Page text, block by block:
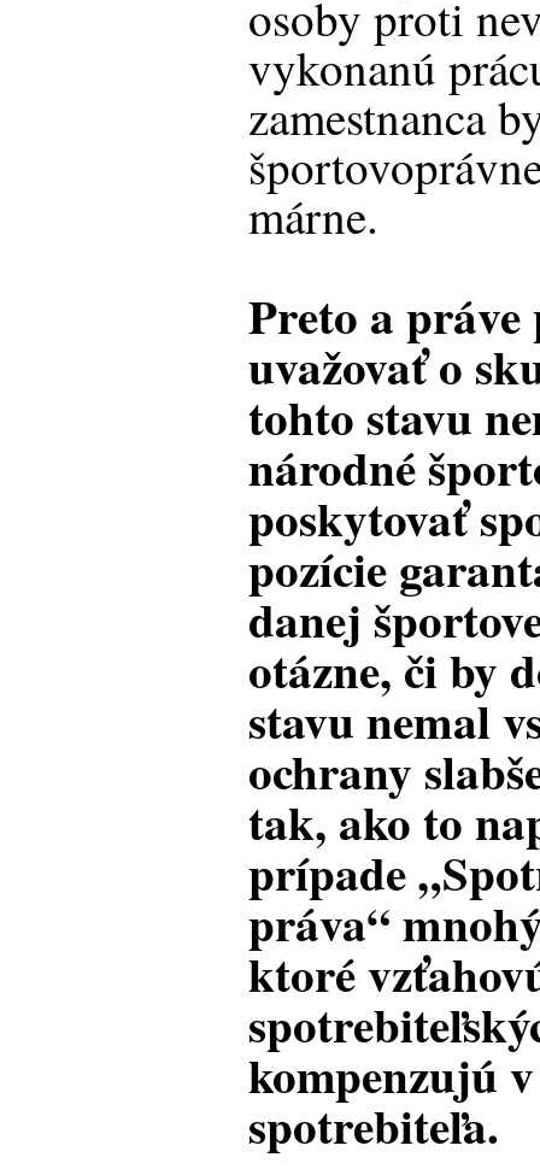
osoby proti
vykonanú
zamestnanca
márne.
Preto a práve
uvažovať o
tohto stavu
národné
poskytovať
pozície
danej
otázne, či by
stavu nemal
ochrany
tak, ako to
prípade
práva“
ktoré
kompenzujú
spotrebiteľa.